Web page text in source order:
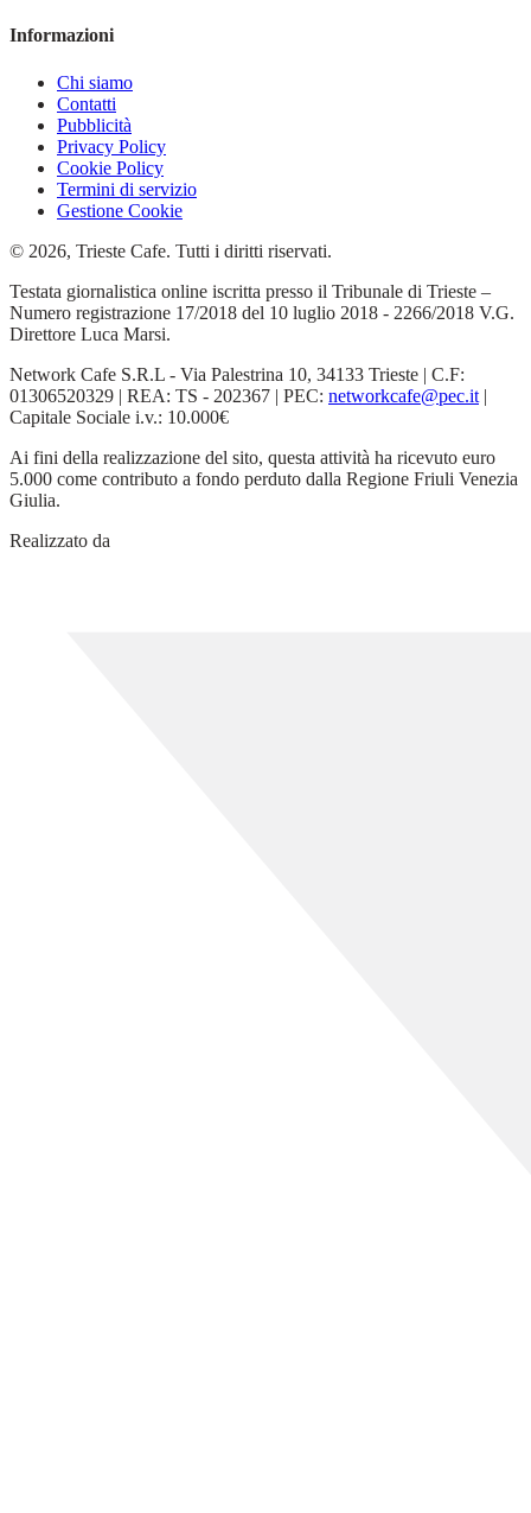
Informazioni
Chi siamo
Contatti
Pubblicità
Privacy Policy
Cookie Policy
Termini di servizio
Gestione Cookie
© 2026, Trieste Cafe. Tutti i diritti riservati.
Testata giornalistica online iscritta presso il Tribunale di Trieste –
Numero registrazione 17/2018 del 10 luglio 2018 - 2266/2018 V.G.
Direttore Luca Marsi.
Network Cafe S.R.L - Via Palestrina 10, 34133 Trieste | C.F:
01306520329 | REA: TS - 202367 | PEC: networkcafe@pec.it |
Capitale Sociale i.v.: 10.000€
Ai fini della realizzazione del sito, questa attività ha ricevuto euro
5.000 come contributo a fondo perduto dalla Regione Friuli Venezia
Giulia.
Realizzato da